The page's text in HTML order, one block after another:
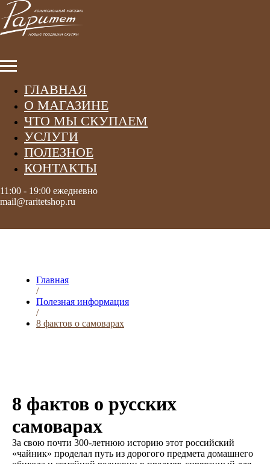
ГЛАВНАЯ
О МАГАЗИНЕ
ЧТО МЫ СКУПАЕМ
УСЛУГИ
ПОЛЕЗНОЕ
КОНТАКТЫ
11:00 - 19:00 ежедневно
mail@raritetshop.ru
Главная
/
Полезная информация
/
8 фактов о самоварах
8 фактов о русских
самоварах
За свою почти 300-летнюю историю этот российский
«чайник» проделал путь из дорогого предмета домашнего